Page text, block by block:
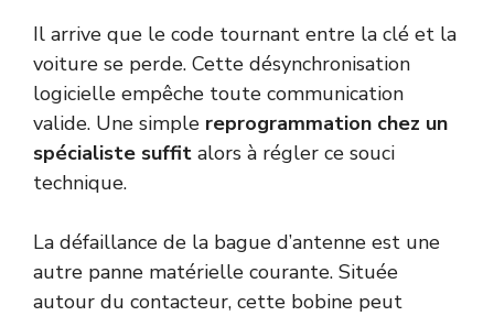
Il arrive que le code tournant entre la clé et la
voiture se perde. Cette désynchronisation
logicielle empêche toute communication
valide. Une simple reprogrammation chez un
spécialiste suffit alors à régler ce souci
technique.
La défaillance de la bague d’antenne est une
autre panne matérielle courante. Située
autour du contacteur, cette bobine peut